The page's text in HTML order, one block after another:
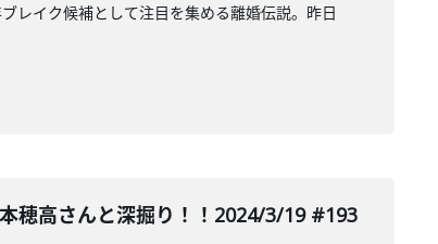
レイク候補として注目を集める離婚伝説。昨日
穂高さんと深掘り！！2024/3/19 #193